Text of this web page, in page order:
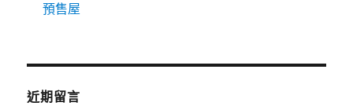
預售屋
近期留言